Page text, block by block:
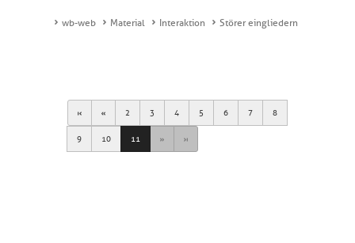
wb-web Material Interaktion Störer eingliedern
First Previous
2 3 4 5 6 7 8
9 10 11 Next Last